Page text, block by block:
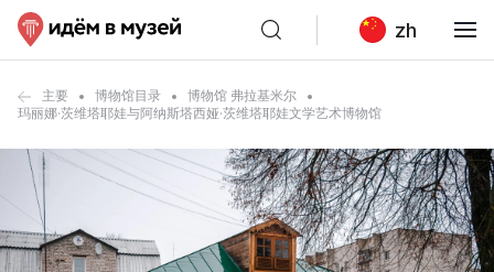
zh
主要 博物馆目录
博物馆 弗拉基米尔
玛丽娜·茨维塔耶娃与阿纳斯塔西娅·茨维塔耶娃文学艺术博物馆